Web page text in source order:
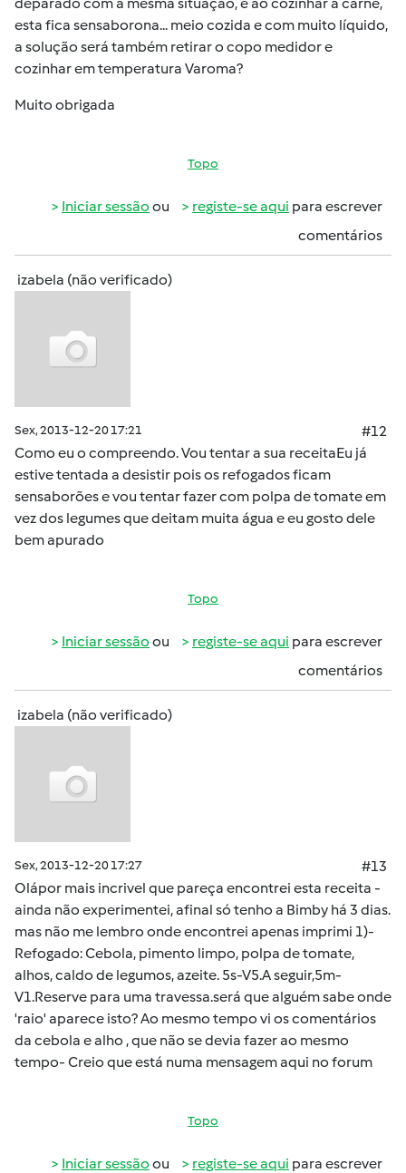
esta fica sensaborona... meio cozida e com muito líquido,
a solução será também retirar o copo medidor e
cozinhar em temperatura Varoma?
Muito obrigada
Topo
Iniciar sessão ou registe-se aqui para escrever
comentários
izabela (não verificado)
Sex, 2013-12-20 17:21
#12
Como eu o compreendo. Vou tentar a sua receitaEu já
estive tentada a desistir pois os refogados ficam
sensaborões e vou tentar fazer com polpa de tomate em
vez dos legumes que deitam muita água e eu gosto dele
bem apurado
Topo
Iniciar sessão ou registe-se aqui para escrever
comentários
izabela (não verificado)
Sex, 2013-12-20 17:27
#13
Olápor mais incrivel que pareça encontrei esta receita -
ainda não experimentei, afinal só tenho a Bimby há 3 dias.
mas não me lembro onde encontrei apenas imprimi 1)-
Refogado: Cebola, pimento limpo, polpa de tomate,
alhos, caldo de legumos, azeite. 5s-V5.A seguir,5m-
V1.Reserve para uma travessa.será que alguém sabe onde
'raio' aparece isto? Ao mesmo tempo vi os comentários
da cebola e alho , que não se devia fazer ao mesmo
tempo- Creio que está numa mensagem aqui no forum
Topo
Iniciar sessão ou registe-se aqui para escrever